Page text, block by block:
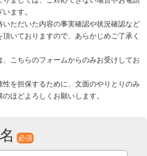
ます。
ただいた内容の事実確認や状況確認など
いておりますので、あらかじめご了承く
こちらのフォームからのみお受けしてお
を担保するために、文面のやりとりのみ
ほどよろしくお願いします。
必須